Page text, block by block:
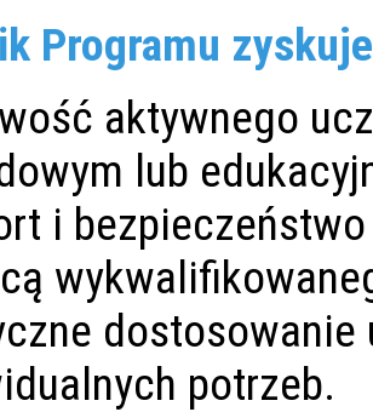
Programu
aktywnego
lub
i
dostosowanie
potrzeb.